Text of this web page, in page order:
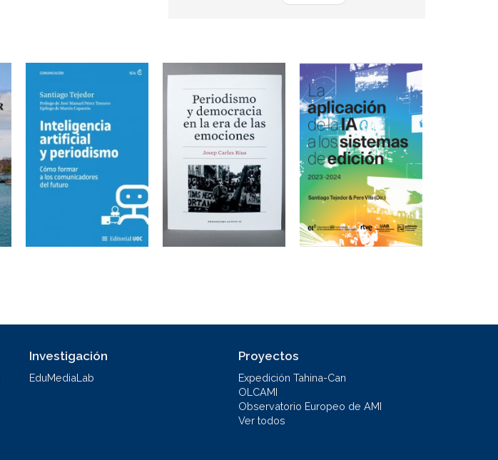
Investigación
EduMediaLab
Proyectos
Expedición Tahina-Can
OLCAMI
Observatorio Europeo de AMI
Ver todos